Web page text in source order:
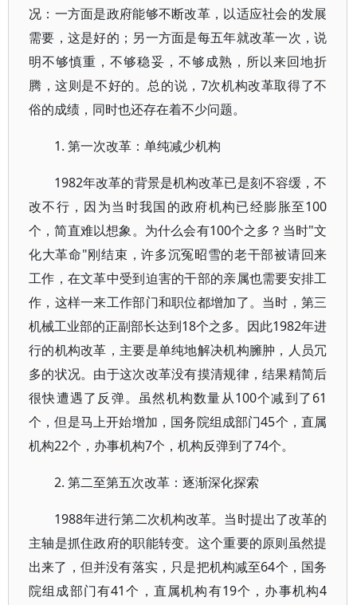
况：一方面是政府能够不断改革，以适应社会的发展
需要，这是好的；另一方面是每五年就改革一次，说
明不够慎重，不够稳妥，不够成熟，所以来回地折
腾，这则是不好的。总的说，7次机构改革取得了不
俗的成绩，同时也还存在着不少问题。
1. 第一次改革：单纯减少机构
1982年改革的背景是机构改革已是刻不容缓，不
改不行，因为当时我国的政府机构已经膨胀至100
个，简直难以想象。为什么会有100个之多？当时"文
化大革命"刚结束，许多沉冤昭雪的老干部被请回来
工作，在文革中受到迫害的干部的亲属也需要安排工
作，这样一来工作部门和职位都增加了。当时，第三
机械工业部的正副部长达到18个之多。因此1982年进
行的机构改革，主要是单纯地解决机构臃肿，人员冗
多的状况。由于这次改革没有摸清规律，结果精简后
很快遭遇了反弹。虽然机构数量从100个减到了61
个，但是马上开始增加，国务院组成部门45个，直属
机构22个，办事机构7个，机构反弹到了74个。
2. 第二至第五次改革：逐渐深化探索
1988年进行第二次机构改革。当时提出了改革的
主轴是抓住政府的职能转变。这个重要的原则虽然提
出来了，但并没有落实，只是把机构减至64个，国务
院组成部门有41个，直属机构有19个，办事机构4